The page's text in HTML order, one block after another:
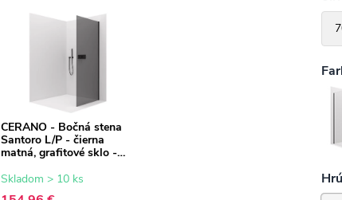
CERANO - Bočná stena
Santoro L/P - čierna
matná, grafitové sklo -
Skladom > 10 ks